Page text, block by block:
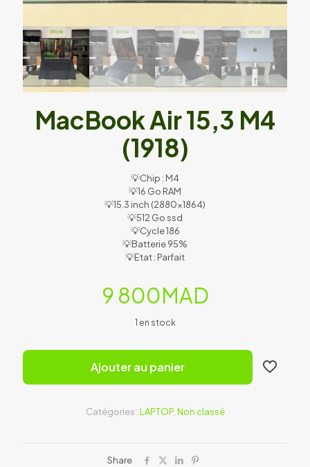
MacBook Air 15,3 M4
(1918)
💡Chip : M4
💡16 Go RAM
💡15.3 inch (2880×1864)
💡512 Go ssd
💡Cycle 186
💡Batterie 95%
💡Etat : Parfait
9 800MAD
1 en stock
Ajouter au panier
Catégories :LAPTOP,Non classé
Share